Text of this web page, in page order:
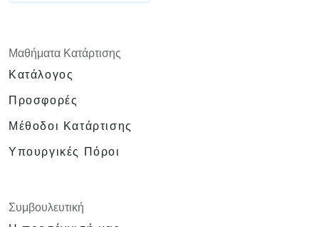
Μαθήματα Κατάρτισης
Κατάλογος
Προσφορές
Μέθοδοι Κατάρτισης
Υπουργικές Πόροι
Συμβουλευτική